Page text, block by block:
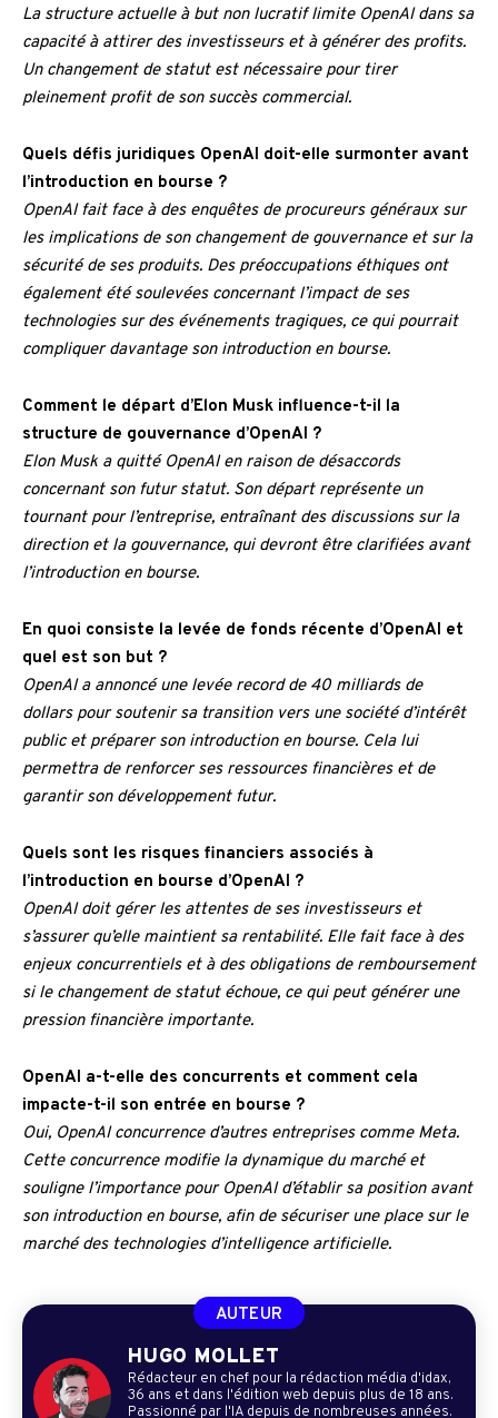
La structure actuelle à but non lucratif limite OpenAI dans sa
capacité à attirer des investisseurs et à générer des profits.
Un changement de statut est nécessaire pour tirer
pleinement profit de son succès commercial.
Quels défis juridiques OpenAI doit-elle surmonter avant
l’introduction en bourse ?
OpenAI fait face à des enquêtes de procureurs généraux sur
les implications de son changement de gouvernance et sur la
sécurité de ses produits. Des préoccupations éthiques ont
également été soulevées concernant l’impact de ses
technologies sur des événements tragiques, ce qui pourrait
compliquer davantage son introduction en bourse.
Comment le départ d’Elon Musk influence-t-il la
structure de gouvernance d’OpenAI ?
Elon Musk a quitté OpenAI en raison de désaccords
concernant son futur statut. Son départ représente un
tournant pour l’entreprise, entraînant des discussions sur la
direction et la gouvernance, qui devront être clarifiées avant
l’introduction en bourse.
En quoi consiste la levée de fonds récente d’OpenAI et
quel est son but ?
OpenAI a annoncé une levée record de 40 milliards de
dollars pour soutenir sa transition vers une société d’intérêt
public et préparer son introduction en bourse. Cela lui
permettra de renforcer ses ressources financières et de
garantir son développement futur.
Quels sont les risques financiers associés à
l’introduction en bourse d’OpenAI ?
OpenAI doit gérer les attentes de ses investisseurs et
s’assurer qu’elle maintient sa rentabilité. Elle fait face à des
enjeux concurrentiels et à des obligations de remboursement
si le changement de statut échoue, ce qui peut générer une
pression financière importante.
OpenAI a-t-elle des concurrents et comment cela
impacte-t-il son entrée en bourse ?
Oui, OpenAI concurrence d’autres entreprises comme Meta.
Cette concurrence modifie la dynamique du marché et
souligne l’importance pour OpenAI d’établir sa position avant
son introduction en bourse, afin de sécuriser une place sur le
marché des technologies d’intelligence artificielle.
AUTEUR
HUGO MOLLET
Rédacteur en chef pour la rédaction média d'idax,
36 ans et dans l'édition web depuis plus de 18 ans.
Passionné par l'IA depuis de nombreuses années.